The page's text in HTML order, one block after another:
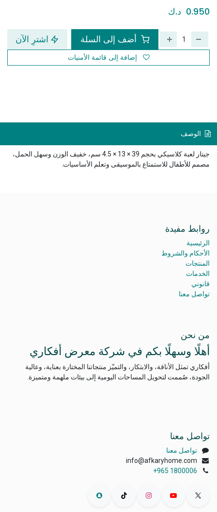
0.950 د.ك
أضف إلى السلة اشترِ الآن
إضافة إلى قائمة الأمنيات
الوصف
جيتار لعبة كلاسيكي بحجم 39 × 13 × 4.5 سم، خفيف الوزن وسهل الحمل،
مصمم للأطفال للاستمتاع بالموسيقى وتعلم الأساسيات.
روابط مفيدة
الرئيسية
الأحكام والشروط
المنتجات
الخدمات
قانوني
تواصل معنا
من نحن
أهلًا وسهلًا بكم في شركة معرض أفكاري
أفكاري تمثل الأناقة، والابتكار، والتميّز منتجاتنا المختارة بعناية، وعالية
الجودة، صُممت لتحويل المساحات اليومية إلى بيئات ملهمة ومتميزة.
تواصل معنا
تواصل معنا
info@afkaryhome.com
+965 1800006